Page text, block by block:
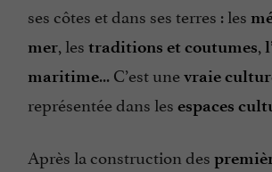
ses côtes et dans ses terres : les
mer, les traditions et coutumes,
maritime... C’est unevraie
représentée dans les espaces
Après la construction des